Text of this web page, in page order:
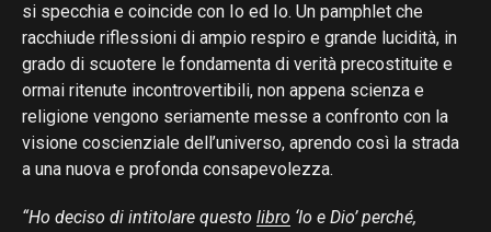
si specchia e coincide con Io ed Io. Un pamphlet che
racchiude riflessioni di ampio respiro e grande lucidità, in
grado di scuotere le fondamenta di verità precostituite e
ormai ritenute incontrovertibili, non appena scienza e
religione vengono seriamente messe a confronto con la
visione coscienziale dell’universo, aprendo così la strada
a una nuova e profonda consapevolezza.
“Ho deciso di intitolare questo libro ‘Io e Dio’ perché,